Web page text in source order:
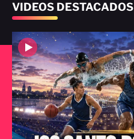
VIDEOS DESTACADOS